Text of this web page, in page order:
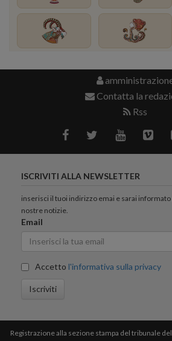
Contatta la
Rss
ISCRIVITI ALLA NEWSLETTER
inserisci il tuoi indirizzo emai e sarai
nostre notizie.
Email
Accetto l'informativa sulla privacy
Iscriviti
Registrazione alla sezione stampa del tribunale